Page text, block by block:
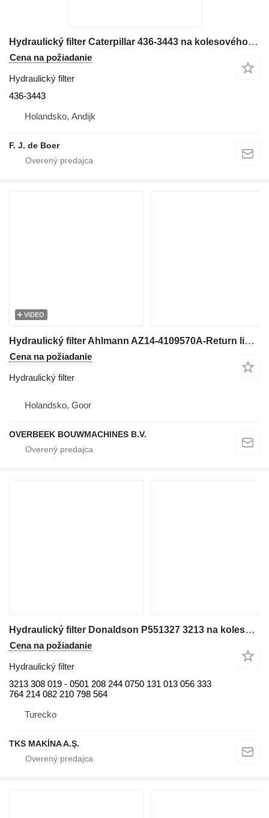
Hydraulický filter Caterpillar 436-3443 na kolesového nakladača Caterpillar 966M
Cena na požiadanie
Hydraulický filter
436-3443
Holandsko, Andijk
F. J. de Boer
VIDEO
Hydraulický filter Ahlmann AZ14-4109570A-Return line filters na kolesového nakladača
Cena na požiadanie
Hydraulický filter
Holandsko, Goor
OVERBEEK BOUWMACHINES B.V.
Hydraulický filter Donaldson P551327 3213 na kolesového nakladača
Cena na požiadanie
Hydraulický filter
3213 308 019 - 0501 208 244 0750 131 013 056 333
764 214 082 210 798 564
Turecko
TKS MAKİNA A.Ş.